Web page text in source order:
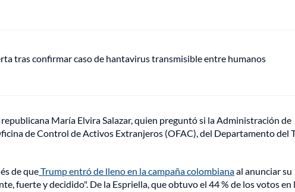
tras confirmar caso de hantavirus transmisible entre humanos
María Elvira Salazar, quien preguntó si la Administración de
de Control de Activos Extranjeros (OFAC), del Departamento del
de queTrump entró de lleno en la campaña colombianaal anunciar su
fuerte y decidido". De la Espriella, que obtuvo el 44 % de los votos en